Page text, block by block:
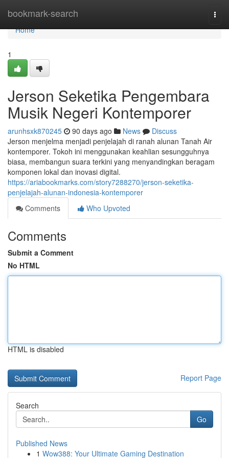
bookmark-search
Home
Home
1
Jerson Seketika Pengembara
Musik Negeri Kontemporer
arunhsxk870245 90 days ago News
Discuss
Jerson menjelma menjadi penjelajah di ranah alunan Tanah Air
kontemporer. Tokoh ini menggunakan keahlian sesungguhnya
biasa, membangun suara terkini yang menyandingkan beragam
komponen lokal dan inovasi digital.
https://ariabookmarks.com/story7288270/jerson-seketika-
penjelajah-alunan-indonesia-kontemporer
Comments
Who Upvoted
Comments
Submit a Comment
No HTML
HTML is disabled
Report Page
Search
Go
Published News
1 Wow388: Your Ultimate Gaming Destination